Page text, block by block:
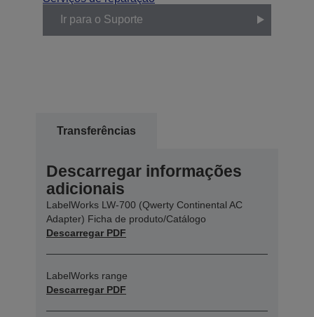
Ir para o Suporte
Transferências
Descarregar informações
adicionais
LabelWorks LW-700 (Qwerty Continental AC
Adapter) Ficha de produto/Catálogo
Descarregar PDF
LabelWorks range
Descarregar PDF